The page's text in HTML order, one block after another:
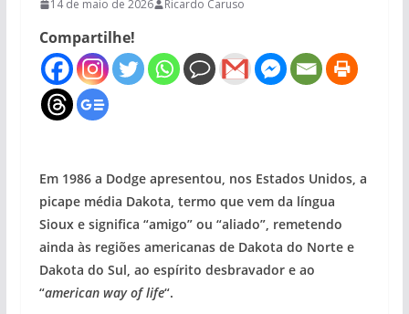
14 de maio de 2026 Ricardo Caruso
Compartilhe!
Em 1986 a Dodge apresentou, nos Estados Unidos, a
picape média Dakota, termo que vem da língua
Sioux e significa “amigo” ou “aliado”, remetendo
ainda às regiões americanas de Dakota do Norte e
Dakota do Sul, ao espírito desbravador e ao
“american way of life“.